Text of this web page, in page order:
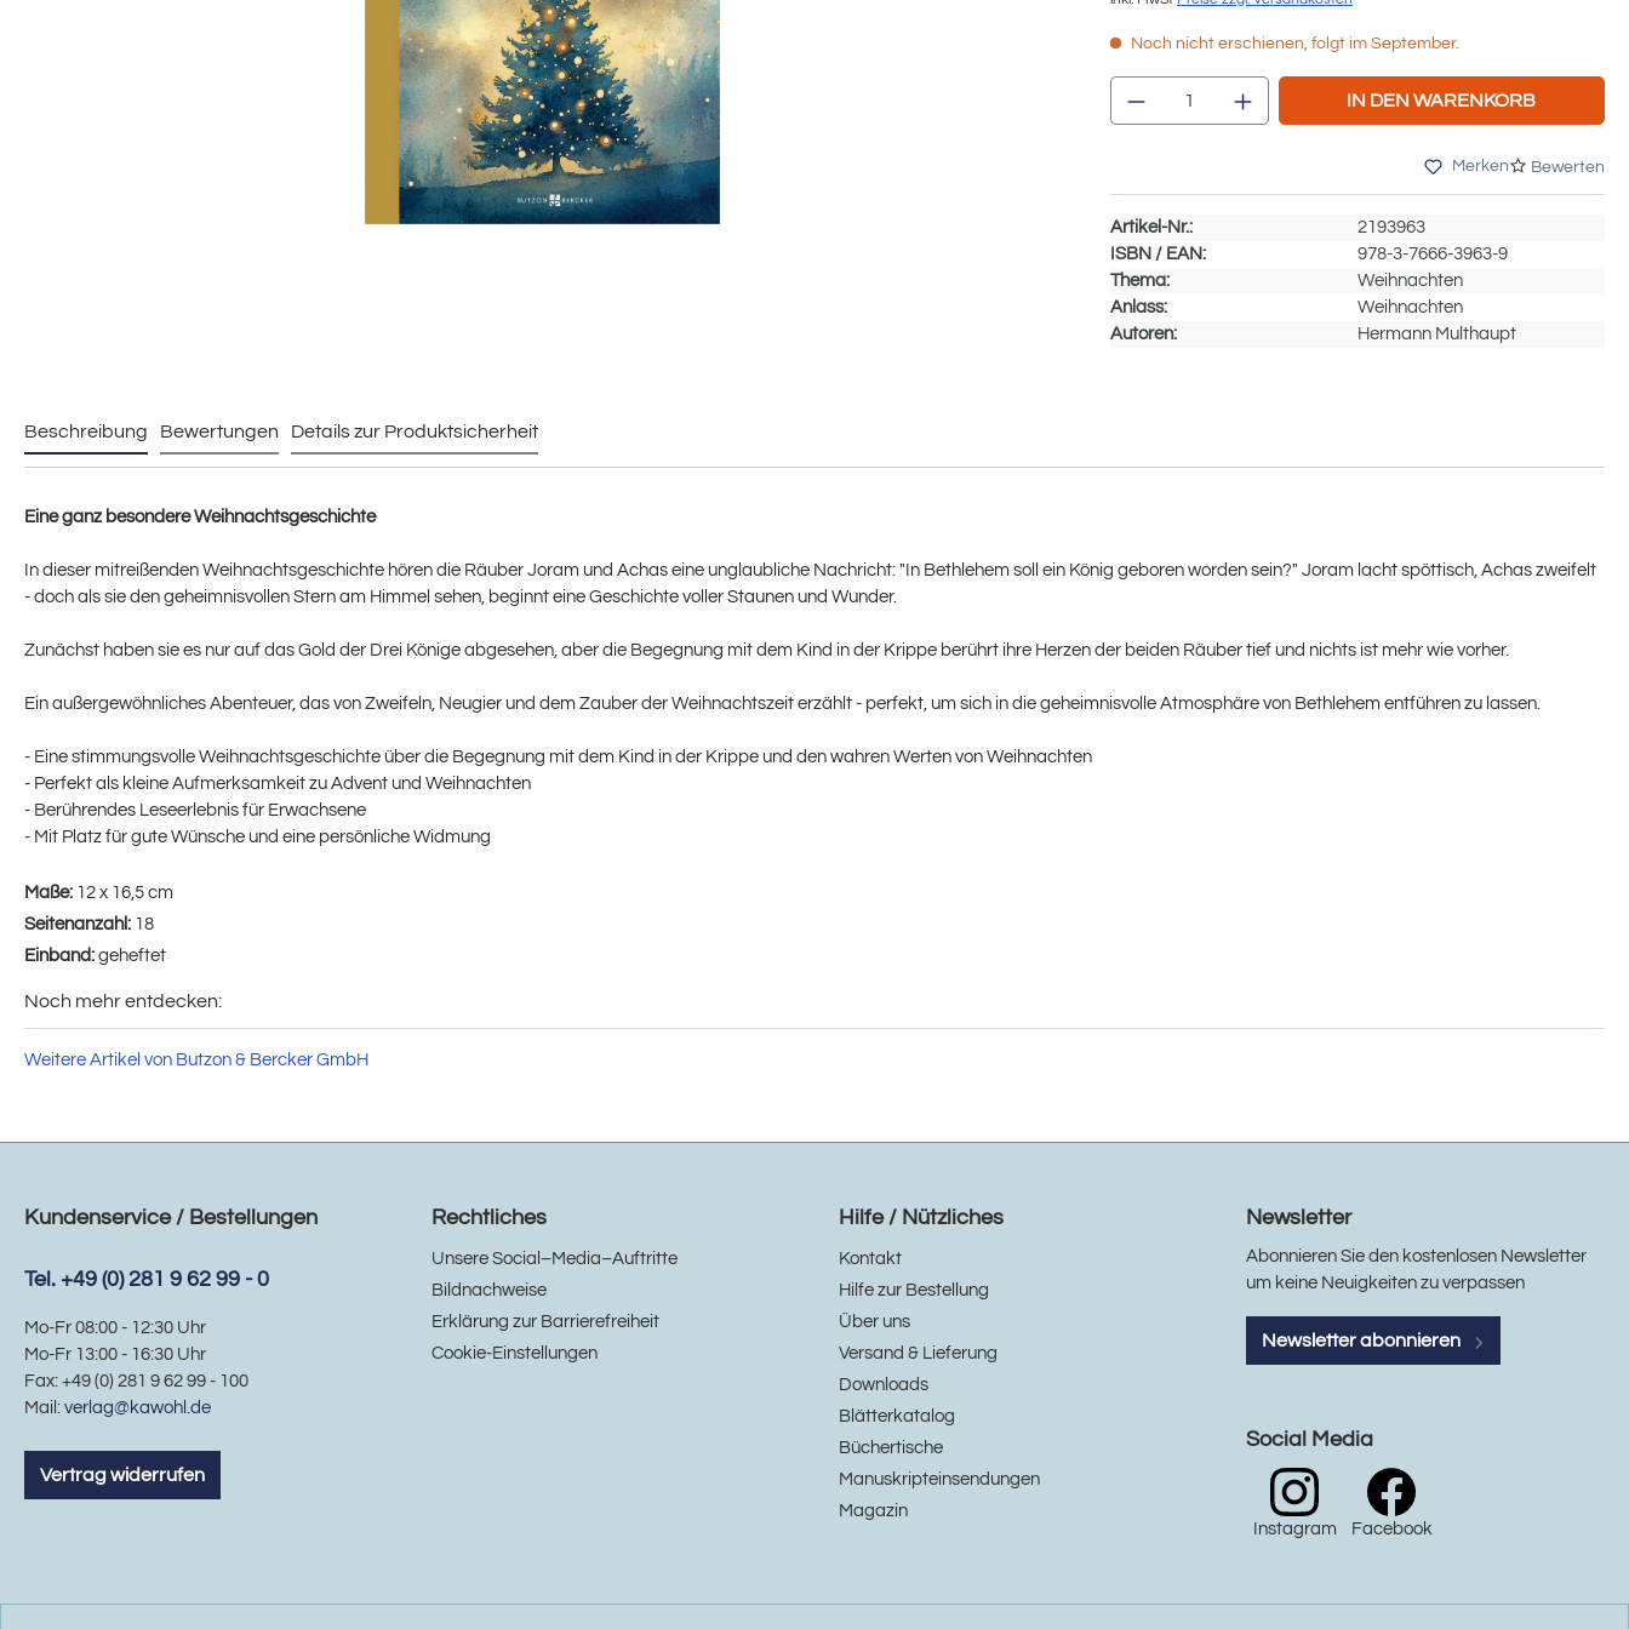
Noch nicht erschienen, folgt im September.
Produkt Anzahl: Gib den gewünschten
IN DEN WARENKORB
Merken Bewerten
Artikel-Nr.:
2193963
ISBN / EAN:
978-3-7666-3963-9
Thema:
Weihnachten
Anlass:
Weihnachten
Autoren:
Hermann Multhaupt
Beschreibung Bewertungen Details zur Produktsicherheit
Eine ganz besondere Weihnachtsgeschichte
In dieser mitreißenden Weihnachtsgeschichte hören die Räuber Joram und Achas eine unglaubliche Nachricht: "In Bethlehem soll ein König geboren worden sein?" Joram lacht spöttisch, Achas zweifelt
- doch als sie den geheimnisvollen Stern am Himmel sehen, beginnt eine Geschichte voller Staunen und Wunder.
Zunächst haben sie es nur auf das Gold der Drei Könige abgesehen, aber die Begegnung mit dem Kind in der Krippe berührt ihre Herzen der beiden Räuber tief und nichts ist mehr wie vorher.
Ein außergewöhnliches Abenteuer, das von Zweifeln, Neugier und dem Zauber der Weihnachtszeit erzählt - perfekt, um sich in die geheimnisvolle Atmosphäre von Bethlehem entführen zu lassen.
- Eine stimmungsvolle Weihnachtsgeschichte über die Begegnung mit dem Kind in der Krippe und den wahren Werten von Weihnachten
- Perfekt als kleine Aufmerksamkeit zu Advent und Weihnachten
- Berührendes Leseerlebnis für Erwachsene
- Mit Platz für gute Wünsche und eine persönliche Widmung
Maße: 12 x 16,5 cm
Seitenanzahl: 18
Einband: geheftet
Noch mehr entdecken:
Weitere Artikel von Butzon & Bercker GmbH
Kundenservice / Bestellungen
Tel. +49 (0) 281 9 62 99 - 0
Mo-Fr 08:00 - 12:30 Uhr
Mo-Fr 13:00 - 16:30 Uhr
Fax: +49 (0) 281 9 62 99 - 100
Mail: verlag@kawohl.de
Vertrag widerrufen
Rechtliches
Unsere Social–Media–Auftritte
Bildnachweise
Erklärung zur Barrierefreiheit
Cookie-Einstellungen
Hilfe / Nützliches
Kontakt
Hilfe zur Bestellung
Über uns
Versand & Lieferung
Downloads
Blätterkatalog
Büchertische
Manuskripteinsendungen
Magazin
Newsletter
Abonnieren Sie den kostenlosen Newsletter
um keine Neuigkeiten zu verpassen
Newsletter abonnieren
Social Media
Instagram Facebook